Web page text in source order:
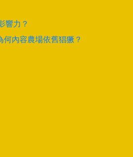
響力？
內容農場依舊猖獗？